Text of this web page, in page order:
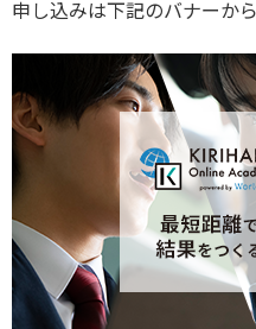
申し込みは下記のバナーか